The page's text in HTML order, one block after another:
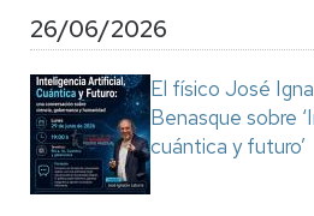
26/06/2026
El físico José
Benasque sobre
cuántica y futuro’